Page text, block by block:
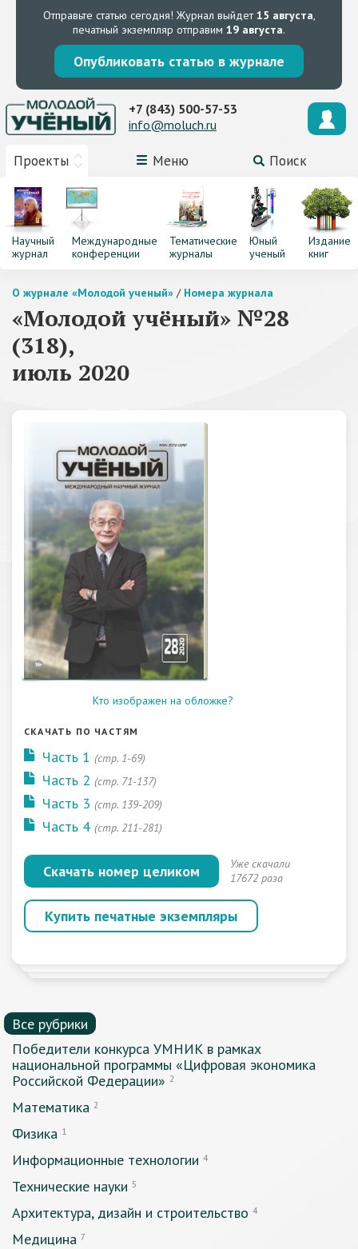
Отправьте статью сегодня! Журнал выйдет15 августа,
печатный экземпляр отправим 19 августа.
Опубликовать статью в журнале
Проекты Меню Поиск
+7 (843) 500-57-53
info@moluch.ru
Научный
журнал
Международные
конференции
Тематические
журналы
Юный
ученый
Издание
книг
О журнале «Молодой ученый» / Номера журнала
«Молодой учёный» №28
(318),
июль 2020
Кто изображен на обложке?
СКАЧАТЬ ПО ЧАСТЯМ
Часть 1 (стр. 1-69)
Часть 2 (стр. 71-137)
Часть 3 (стр. 139-209)
Часть 4 (стр. 211-281)
Скачать номер целиком
Уже скачали
17672 раза
Купить печатные экземпляры
Все рубрики
Победители конкурса УМНИК в рамках
национальной программы «Цифровая экономика
Российской Федерации» 2
Математика 2
Физика 1
Информационные технологии 4
Технические науки 5
Архитектура, дизайн и строительство 4
Медицина 7